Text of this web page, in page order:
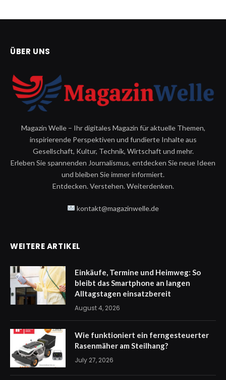
ÜBER UNS
Magazin Welle – Ihr digitales Magazin für aktuelle Themen,
inspirierende Perspektiven und fundierte Inhalte aus
Gesellschaft, Kultur, Technik, Wirtschaft und mehr.
Erleben Sie spannenden Journalismus, entdecken Sie neue Ideen
und bleiben Sie immer informiert.
Entdecken. Verstehen. Weiterdenken.
kontakt@magazinwelle.de
WEITERE ARTIKEL
Einkäufe, Termine und Heimweg: So
bleibt das Smartphone an langen
Alltagstagen einsatzbereit
August 4, 2026
Wie funktioniert ein ferngesteuerter
Rasenmäher am Steilhang?
July 27, 2026